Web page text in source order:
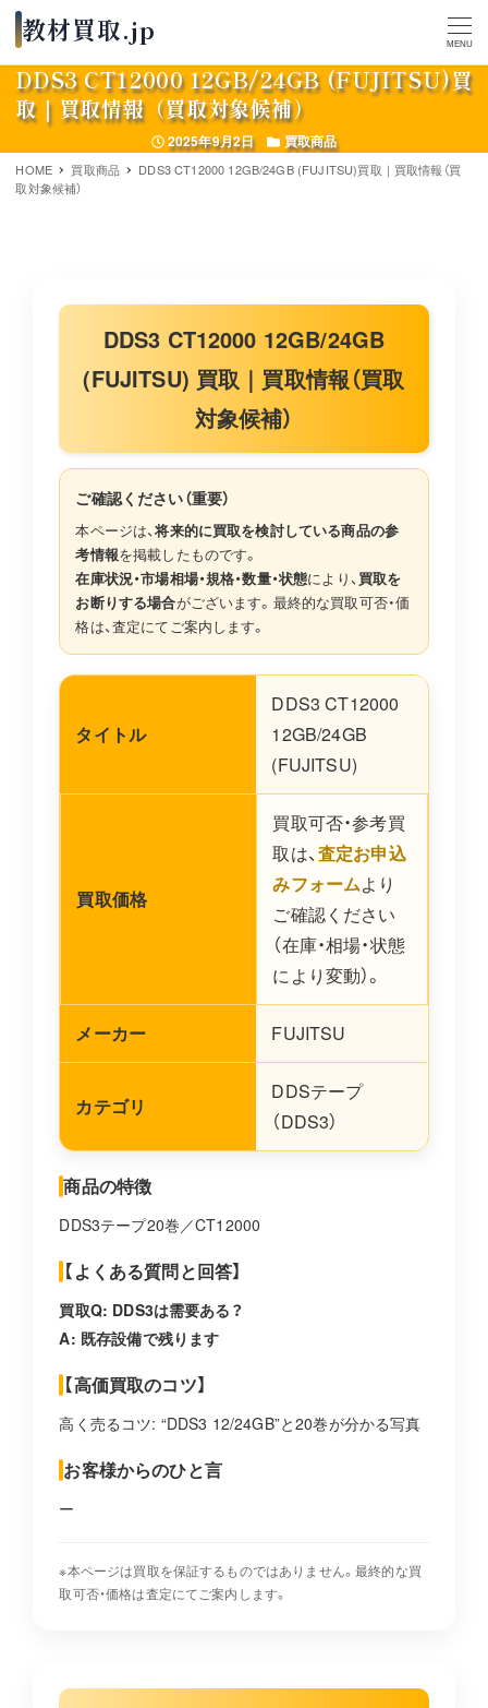
MENU
DDS3 CT12000 12GB/24GB (FUJITSU)買
取｜買取情報（買取対象候補）
投稿日
2025年9月2日 カテゴリー
買取商品
HOME 買取商品
DDS3 CT12000 12GB/24GB (FUJITSU)買取｜買取情報（買
取対象候補）
DDS3 CT12000 12GB/24GB
(FUJITSU) 買取｜買取情報（買取
対象候補）
ご確認ください（重要）
本ページは、将来的に買取を検討している商品の参
考情報を掲載したものです。
在庫状況・市場相場・規格・数量・状態により、買取を
お断りする場合がございます。最終的な買取可否・価
格は、査定にてご案内します。
タイトル
DDS3 CT12000
12GB/24GB
(FUJITSU)
買取価格
買取可否・参考買
取は、査定お申込
みフォームより
ご確認ください
（在庫・相場・状態
により変動）。
メーカー FUJITSU
カテゴリ
DDSテープ
（DDS3）
商品の特徴
DDS3テープ20巻／CT12000
【よくある質問と回答】
買取Q: DDS3は需要ある？
A: 既存設備で残ります
【高価買取のコツ】
高く売るコツ: “DDS3 12/24GB”と20巻が分かる写真
お客様からのひと言
ー
※本ページは買取を保証するものではありません。最終的な買
取可否・価格は査定にてご案内します。